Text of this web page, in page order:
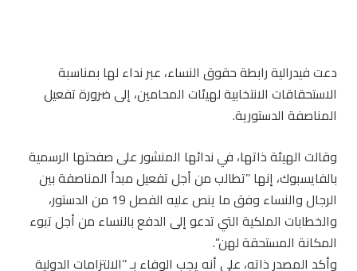
دعت فيدرالية رابطة حقوق النساء، عبر نداء لها بمناسبة
الاستحقاقات الانتخابية لهيئات المحامين، إلى ضرورة تفعيل
المناصفة الدستورية.
وقالت الهيئة ذاتها، في ندائها المنشور على صفحتها الرسمية
بالفايسبوك، إنها ’’تطالب من أجل تفعيل مبدأ المناصفة بين
الرجال والنساء وفق ما ينص عليه الفصل 19 من الدستور،
والخطابات الملكية التي تدعو إلى الدفع بالنساء من أجل تبوء
المكانة المستحقة لهن”.
وأكد المصدر ذاته، على أنه يجب الوفاء بـ ’’الالتزامات الدولية